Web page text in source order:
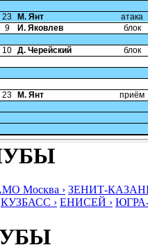
23 М. Янт
атака
9
И. Яковлев блок
10 Д. Черейский блок
23 М. Янт приём
Москва › ЗЕНИТ-
КУЗБАСС › ЕНИСЕЙ ›